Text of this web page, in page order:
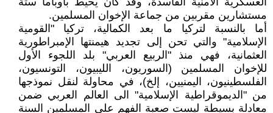
مستشارين مقربين من جماعة الإخوان المسلمين.
أما بالنسبة لتركيا ما بعد الكمالية، تركيا "القومية
الإسلامية" والتي تحن إلى تجديد هيمنتها الإمبراطورية
العثمانية، فهي منذ "الربيع العربي" بلد اللجوء الأول
للإخوان المسلمين (السوريون، الليبيون، التونسيون،
الفلسطينيون، اليمنيين، إلخ)، في محاولة لنقل نموذجها
من "الديموقراطية الإسلامية" الى العالم العربي ضمن
معادلة بسيطة ليست صعبة الفهم على المسلمين السنة